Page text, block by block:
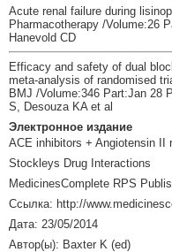
Acute renal failure during
Pharmacotherapy /Volume:26
Hanevold CD
Efficacy and safety of dual
meta-analysis of randomised
BMJ /Volume:346 Part:Jan 28
S, Desouza KA et al
Электронное издание
ACE inhibitors + Angiotensin II
Stockleys Drug Interactions
MedicinesComplete RPS
Ссылка: http://
Дата: 23/05/2014
Автор(ы): Baxter K (ed)